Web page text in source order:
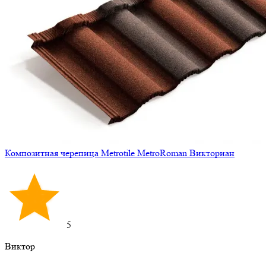
Композитная черепица Metrotile MetroRoman Викториан
5
Виктор